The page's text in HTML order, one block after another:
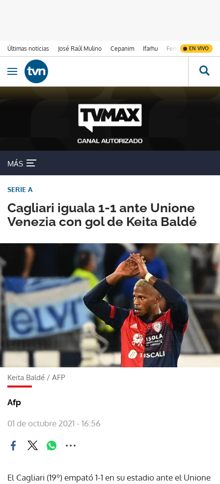
Últimas noticias José Raúl Mulino Cepanim Ifarhu Fenómeno de El
EN VIVO
Ir al contenido
Obrir navegació
MÁS
Cagliari iguala 1-1 ante Unione
Venezia con gol de Keita Baldé
SERIE A
Keita Baldé / AFP
Afp
01 de octubre 2021 - 16:56
El Cagliari (19º) empató 1-1 en su estadio ante el Unione